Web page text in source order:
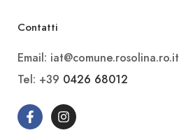
Contatti
Email: iat@comune.rosolina.ro.it
Tel: +39 0426 68012